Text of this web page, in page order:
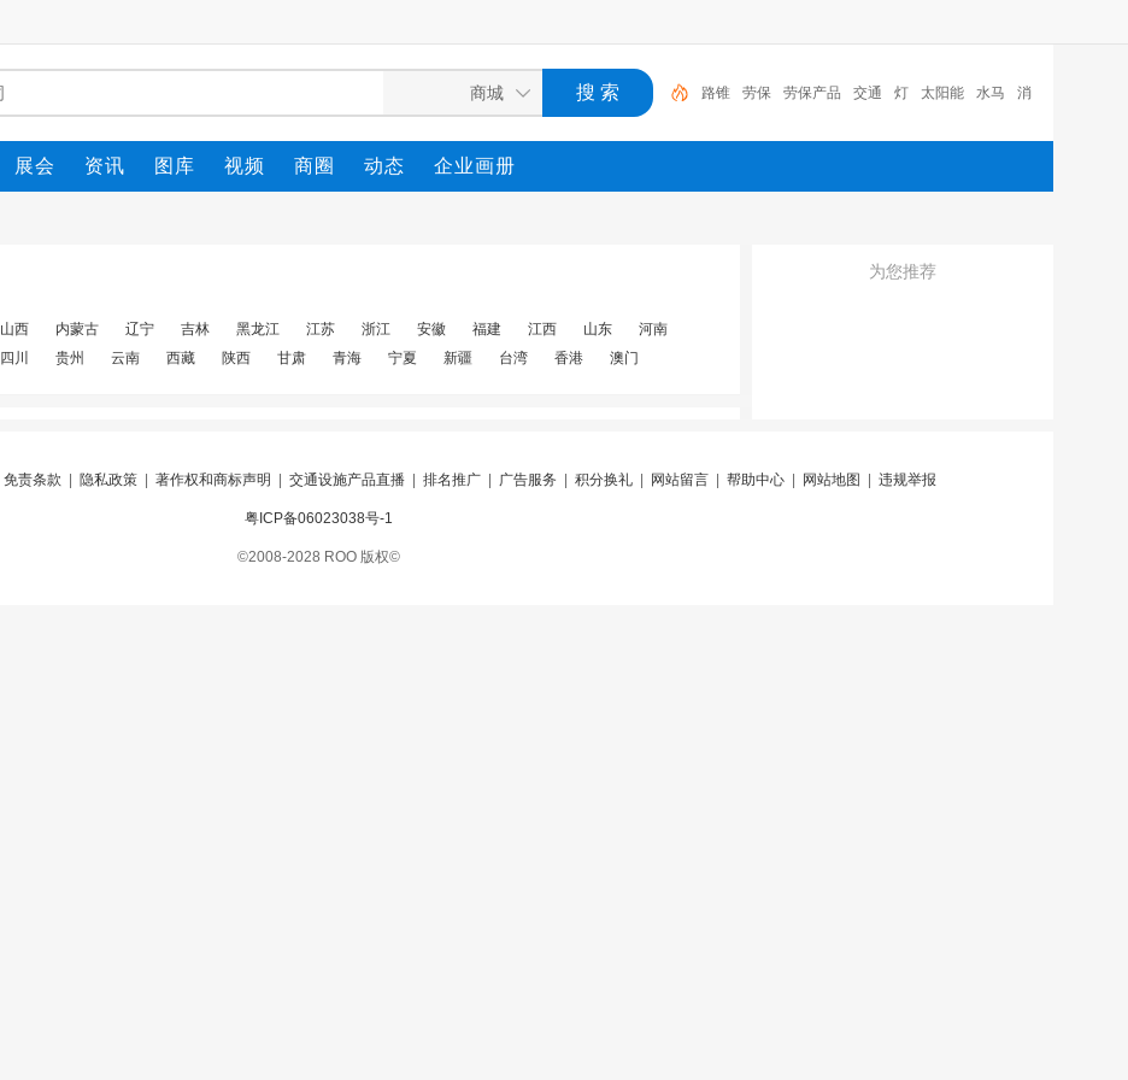
路锥 劳保 劳保产品 交通 灯 太阳能 水马 消
防 反光衣 豪潞
展会 资讯 图库 视频 商圈 动态 企业画册
山西 内蒙古 辽宁 吉林 黑龙江 江苏 浙江 安徽 福建 江西 山东
河南
四川 贵州 云南 西藏 陕西 甘肃 青海 宁夏 新疆 台湾 香港 澳门
为您推荐
免责条款 隐私政策 著作权和商标声明 交通设施产品直播 排名推广 广告服务 积分换礼 网站留言 帮助中心 网站地图 违规举报
粤ICP备06023038号-1
©2008-2028 ROO 版权©